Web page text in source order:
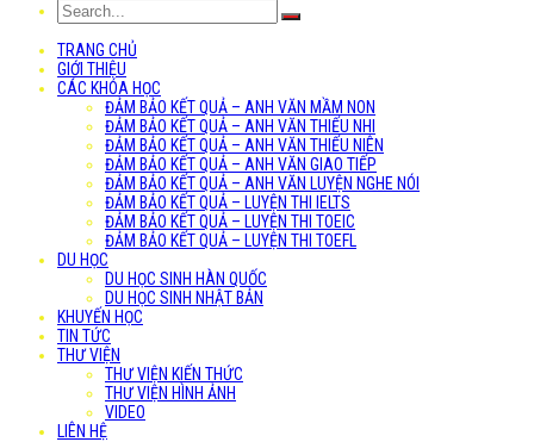
TRANG CHỦ
GIỚI THIỆU
CÁC KHÓA HỌC
ĐẢM BẢO KẾT QUẢ – ANH VĂN MẦM NON
ĐẢM BẢO KẾT QUẢ – ANH VĂN THIẾU NHI
ĐẢM BẢO KẾT QUẢ – ANH VĂN THIẾU NIÊN
ĐẢM BẢO KẾT QUẢ – ANH VĂN GIAO TIẾP
ĐẢM BẢO KẾT QUẢ – ANH VĂN LUYỆN NGHE NÓI
ĐẢM BẢO KẾT QUẢ – LUYỆN THI IELTS
ĐẢM BẢO KẾT QUẢ – LUYỆN THI TOEIC
ĐẢM BẢO KẾT QUẢ – LUYỆN THI TOEFL
DU HỌC
DU HỌC SINH HÀN QUỐC
DU HỌC SINH NHẬT BẢN
KHUYẾN HỌC
TIN TỨC
THƯ VIỆN
THƯ VIỆN KIẾN THỨC
THƯ VIỆN HÌNH ẢNH
VIDEO
LIÊN HỆ